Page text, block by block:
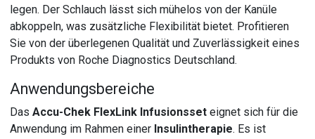
legen. Der Schlauch lässt sich mühelos von der Kanüle
abkoppeln, was zusätzliche Flexibilität bietet. Profitieren
Sie von der überlegenen Qualität und Zuverlässigkeit eines
Produkts von Roche Diagnostics Deutschland.
Anwendungsbereiche
DasAccu-Chek FlexLink Infusionsset eignet sich für die
Anwendung im Rahmen einer Insulintherapie. Es ist